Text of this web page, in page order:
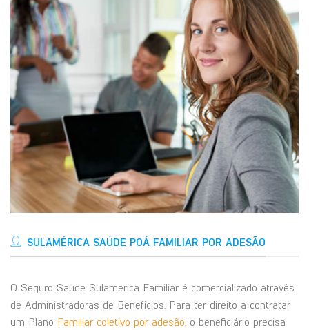
SULAMÉRICA SAÚDE POÁ FAMILIAR POR ADESÃO
O Seguro Saúde Sulamérica Familiar é comercializado através
de Administradoras de Benefícios. Para ter direito a contratar
um Plano Familiar coletivo por adesão, o beneficiário precisa